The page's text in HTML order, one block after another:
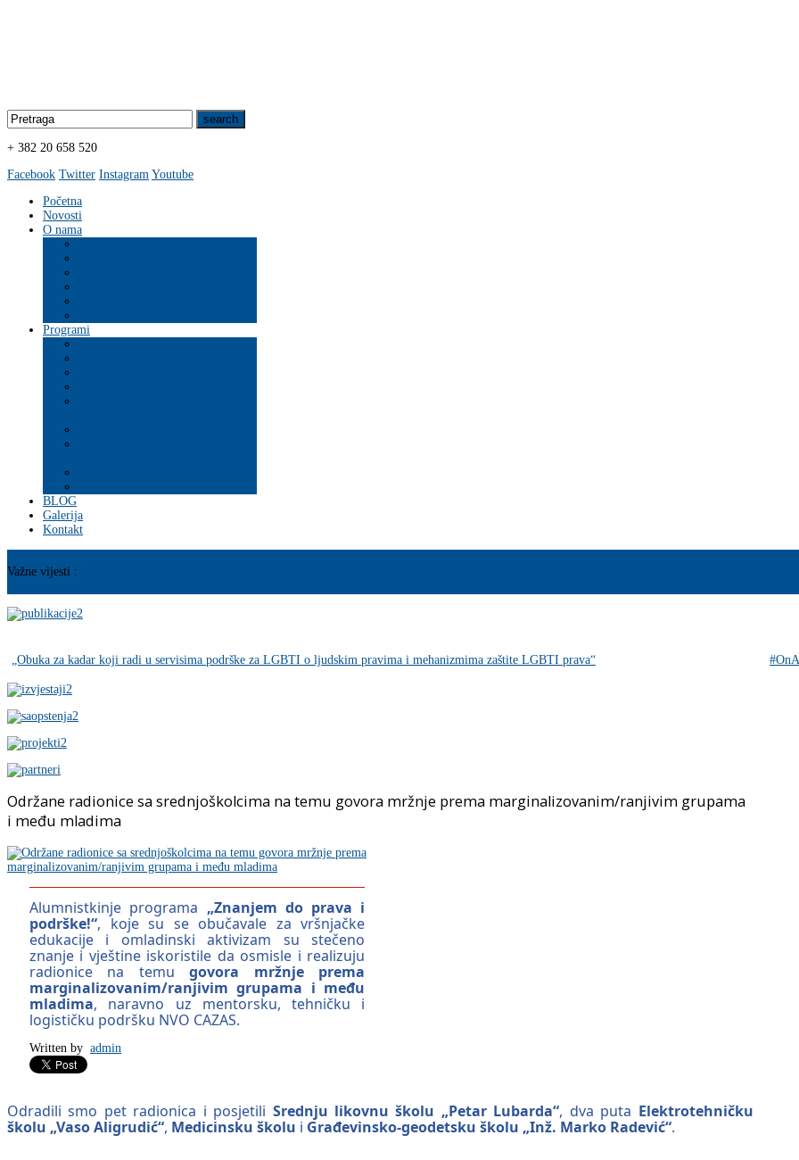
+ 382 20 658 520
Facebook Twitter Instagram Youtube
Početna
Novosti
O nama
Programi
BLOG
Galerija
Kontakt
Važne vijesti :
„Obuka za kadar koji radi u servisima podrške za LGBTI o ljudskim pravima i mehanizmima zaštite LGBTI prava“
Održane radionice sa srednjoškolcima na temu govora mržnje prema marginalizovanim/ranjivim grupama
i među mladima
Alumnistkinje programa „Znanjem do prava i
podrške!“, koje su se obučavale za vršnjačke
edukacije i omladinski aktivizam su stečeno
znanje i vještine iskoristile da osmisle i realizuju
radionice na temugovora mržnje prema
marginalizovanim/ranjivim grupama i među
mladima, naravno uz mentorsku, tehničku i
logističku podršku NVO CAZAS.
Written by admin
Odradili smo pet radionica i posjetili Srednju likovnu školu „Petar Lubarda“, dva puta Elektrotehničku
školu „Vaso Aligrudić“, Medicinsku školu i Građevinsko-geodetsku školu „Inž. Marko Radević“.